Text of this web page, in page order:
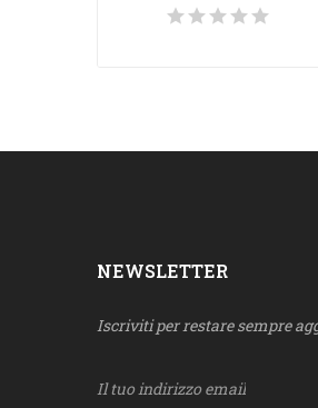
NEWSLETTER
Iscriviti per restare sempre